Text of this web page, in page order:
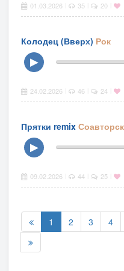
01.03.2026 35 20
Колодец (Вверх) Рок
▶
24.02.2026 46 24
Прятки remix
▶
09.02.2026 44 25
1 2 3 4